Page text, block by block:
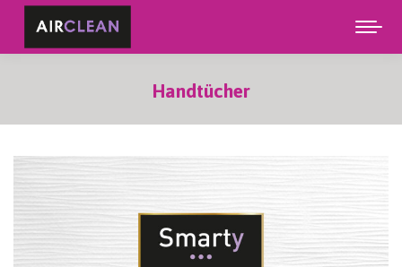
Handtücher